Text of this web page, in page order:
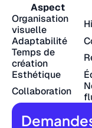
Aspect
Organisation
visuelle
Adaptabilité
Temps de
création
Esthétique
Collaboration